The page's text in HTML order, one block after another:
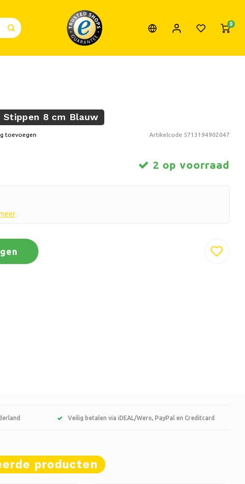
0
Stippen 8 cm Blauw
toevoegen Artikelcode 5713194902047
2 op voorraad
Veilig betalen via iDEAL/Wero, PayPal en Creditcard
producten